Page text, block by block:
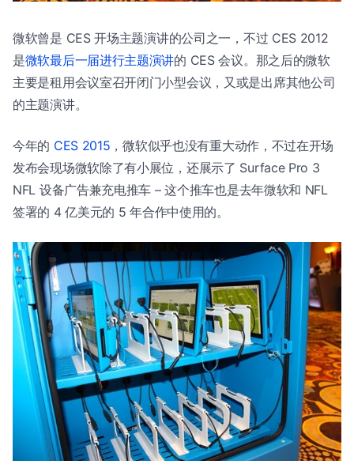
微软曾是 CES 开场主题演讲的公司之一，不过 CES 2012
是微软最后一届进行主题演讲的 CES 会议。那之后的微软
主要是租用会议室召开闭门小型会议，又或是出席其他公司
的主题演讲。
今年的 CES 2015 ，微软似乎也没有重大动作，不过在开场
发布会现场微软除了有小展位，还展示了 Surface Pro 3
NFL 设备广告兼充电推车 – 这个推车也是去年微软和 NFL
签署的 4 亿美元的 5 年合作中使用的。